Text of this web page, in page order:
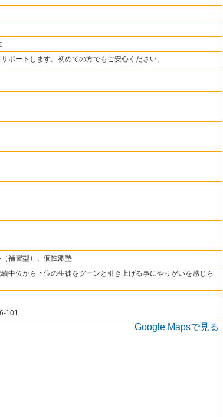
ポートします。初めての方でもご安心ください。
補習型）、個性派塾
中位から下位の生徒をグーンと引き上げる事にやりがいを感じら
101
Google Mapsで見る